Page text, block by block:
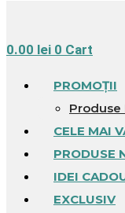
0.00 lei 0 Cart
PROMOȚII
Produse
CELE MAI
PRODUSE
IDEI
EXCLUSIV